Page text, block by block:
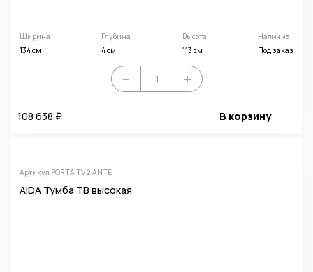
Ширина
134 см
Глубина
4 см
Высота
113 см
Наличие
Под заказ
108 638 ₽ В корзину
Артикул PORTA TV 2 ANTE
AIDA Тумба ТВ высокая